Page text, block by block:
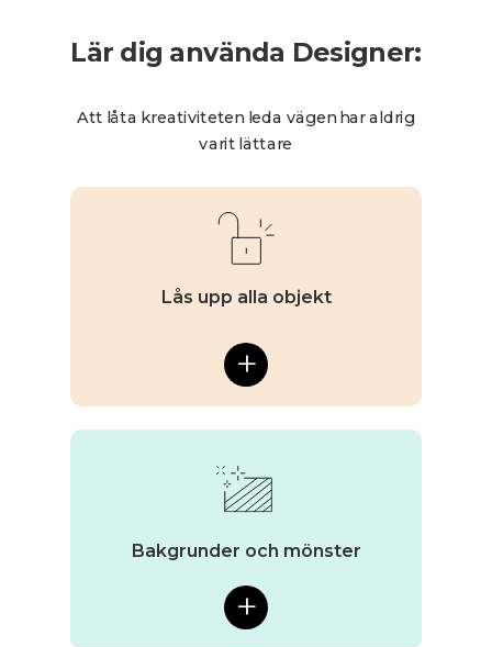
Att låta kreativiteten leda vägen har aldrig
varit lättare
Bakgrunder och mönster
+
Lås upp alla objekt
+
Lär dig använda Designer: